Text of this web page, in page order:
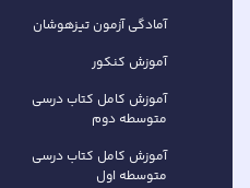
آمادگی آزمون تیزهوشان
آموزش کنکور
آموزش کامل کتاب‌ درسی
متوسطه دوم
آموزش کامل کتاب‌ درسی
متوسطه اول